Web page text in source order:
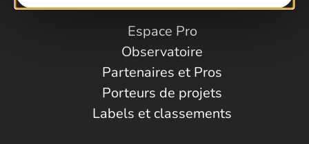
Espace Pro
Observatoire
Partenaires et Pros
Porteurs de projets
Labels et classements